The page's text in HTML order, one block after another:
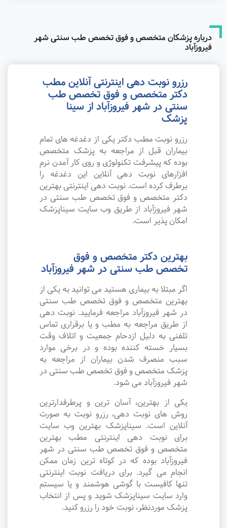
درباره پزشکان متخصص و فوق تخصص طب سنتی شهر
فیروزآباد
رزرو نوبت دهی اینترنتی آنلاین مطب
دکتر متخصص و فوق تخصص طب
سنتی در شهر فیروزآباد از سینا
پزشک
رزرو نوبت مطب دکتر یکی از دغدغه های تمام
بیماران قبل از مراجعه به پزشک متخصص
بوده که پیشرفت تکنولوژی و روی کار آمدن نرم
افزارهای نوبت دهی آنلاین این دغدغه را
برطرف کرده است. نوبت دهی اینترنتی بهترین
دکتر متخصص و فوق تخصص طب سنتی در
شهر فیروزآباد از طریق وب سایت سیناپزشک
امکان پذیر است.
بهترین دکتر متخصص و فوق
تخصص طب سنتی در شهر فیروزآباد
اگر مبتلا به بیماری هستید می توانید به یکی از
بهترین متخصص و فوق تخصص طب سنتی
در شهر فیروزآباد مراجعه فرمایید. نوبت دهی
از طریق مراجعه به مطب و یا برقراری تماس
تلفنی به دلیل ازدحام جمعیت و اتلاف وقت
بسیار خسته کننده بوده و در برخی موارد
سبب منصرف شدن بیماران از مراجعه به
پزشک متخصص و فوق تخصص طب سنتی در
شهر فیروزآباد می شود.
یکی از بهترین، آسان ترین و پرطرفدارترین
روش های نوبت دهی، رزرو نوبت به صورت
آنلاین است. سیناپزشک بهترین وب سایت
برای نوبت دهی اینترنتی مطب بهترین
متخصص و فوق تخصص طب سنتی در شهر
فیروزآباد بوده که در کوتاه ترین زمان ممکن
انجام می گیرد. برای دریافت نوبت اینترنتی
تنها کافیست با گوشی هوشمند و یا سیستم
وارد سایت سیناپزشک شوید و پس از انتخاب
پزشک موردنظر، نوبت خود را رزرو کنید.